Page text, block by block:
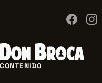
NAVEGACIÓN
CONTENIDO